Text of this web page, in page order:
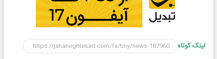
لینک کوتاه